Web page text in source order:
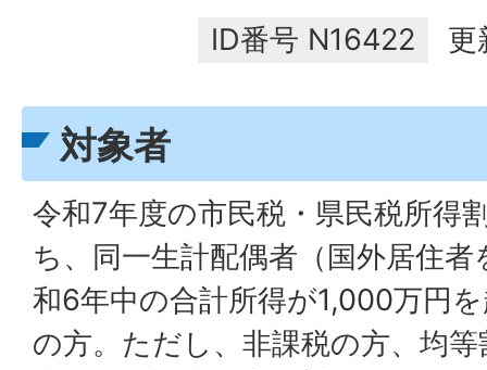
ID番号 N16422 更
対象者
令和7年度の市民税・県民税所得
ち、同一生計配偶者（国外居住
和6年中の合計所得が1,000万円
の方。ただし、非課税の方、均